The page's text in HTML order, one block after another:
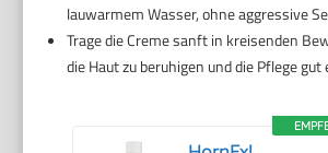
lauwarmem Wasser, ohne aggressive
Trage die Creme sanft in kreisenden
die Haut zu beruhigen und die Pflege gut